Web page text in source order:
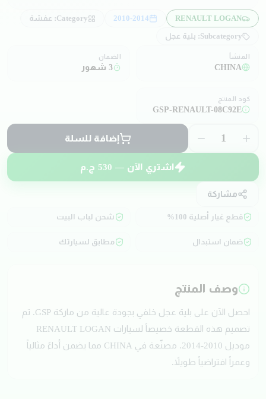
RENAULT LOGAN
2010-2014
Category: عفشة
Subcategory: بلية عجل
المنشأ
CHINA
الضمان
3 شهور
كود المنتج
GSP-RENAULT-08C92E
1 إضافة للسلة
اشتري الآن — 530 ج.م
مشاركة
قطع غيار أصلية 100% شحن لباب البيت
ضمان استبدال مطابق لسيارتك
وصف المنتج
احصل الآن على بلية عجل خلفي بجودة عالية من ماركة GSP. تم
تصميم هذه القطعة خصيصاً لسيارات RENAULT LOGAN
موديل 2010-2014. مصنّعة في CHINA مما يضمن أداءً مثالياً
وعمراً افتراضياً طويلاً.